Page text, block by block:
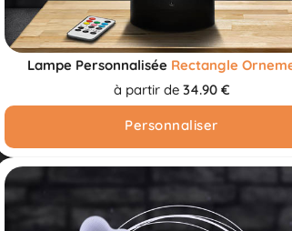
Lampe Personnalisée Rectangle
à partir de 34.90 €
Personnaliser